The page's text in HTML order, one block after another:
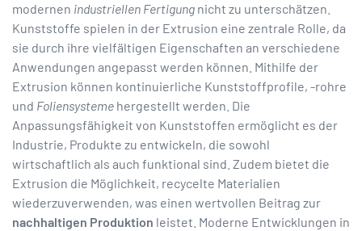
modernen industriellen Fertigung nicht zu unterschätzen.
Kunststoffe spielen in der Extrusion eine zentrale Rolle, da
sie durch ihre vielfältigen Eigenschaften an verschiedene
Anwendungen angepasst werden können. Mithilfe der
Extrusion können kontinuierliche Kunststoffprofile, -rohre
und Foliensysteme hergestellt werden. Die
Anpassungsfähigkeit von Kunststoffen ermöglicht es der
Industrie, Produkte zu entwickeln, die sowohl
wirtschaftlich als auch funktional sind. Zudem bietet die
Extrusion die Möglichkeit, recycelte Materialien
wiederzuverwenden, was einen wertvollen Beitrag zur
nachhaltigen Produktion leistet. Moderne Entwicklungen in